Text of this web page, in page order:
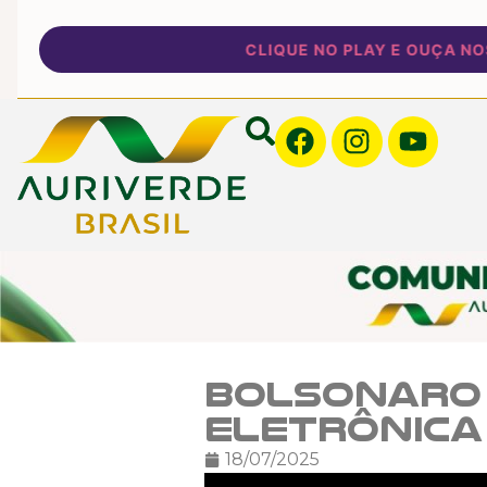
CLIQUE NO PLAY E OUÇA NOSSA
eletrônica
18/07/2025